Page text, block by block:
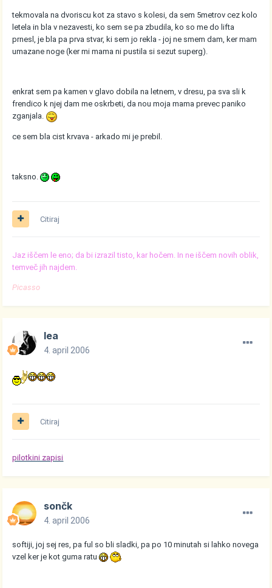
tekmovala na dvoriscu kot za stavo s kolesi, da sem 5metrov cez kolo
letela in bla v nezavesti, ko sem se pa zbudila, ko so me do lifta
prnesl, je bla pa prva stvar, ki sem jo rekla - joj ne smem dam, ker mam
umazane noge (ker mi mama ni pustila si sezut superg).
enkrat sem pa kamen v glavo dobila na letnem, v dresu, pa sva sli k
frendico k njej dam me oskrbeti, da nou moja mama prevec paniko
zganjala.
ce sem bla cist krvava - arkado mi je prebil.
taksno.
Citiraj
Jaz iščem le eno; da bi izrazil tisto, kar hočem. In ne iščem novih oblik,
temveč jih najdem.
Picasso
lea
4. april 2006
Citiraj
pilotkini zapisi
sončk
4. april 2006
softiji, joj sej res, pa ful so bli sladki, pa po 10 minutah si lahko novega
vzel ker je kot guma ratu